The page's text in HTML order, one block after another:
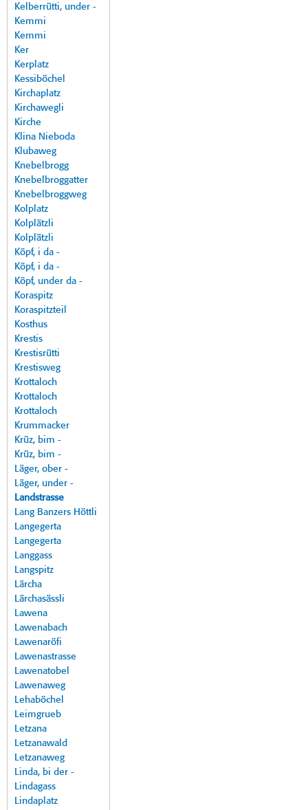
Kelberrütti, under -
Kemmi
Kemmi
Ker
Kerplatz
Kessiböchel
Kirchaplatz
Kirchawegli
Kirche
Klina Nieboda
Klubaweg
Knebelbrogg
Knebelbroggatter
Knebelbroggweg
Kolplatz
Kolplätzli
Kolplätzli
Köpf, i da -
Köpf, i da -
Köpf, under da -
Koraspitz
Koraspitzteil
Kosthus
Krestis
Krestisrütti
Krestisweg
Krottaloch
Krottaloch
Krottaloch
Krummacker
Krüz, bim -
Krüz, bim -
Läger, ober -
Läger, under -
Landstrasse
Lang Banzers Höttli
Langegerta
Langegerta
Langgass
Langspitz
Lärcha
Lärchasässli
Lawena
Lawenabach
Lawenaröfi
Lawenastrasse
Lawenatobel
Lawenaweg
Lehaböchel
Leimgrueb
Letzana
Letzanawald
Letzanaweg
Linda, bi der -
Lindagass
Lindaplatz